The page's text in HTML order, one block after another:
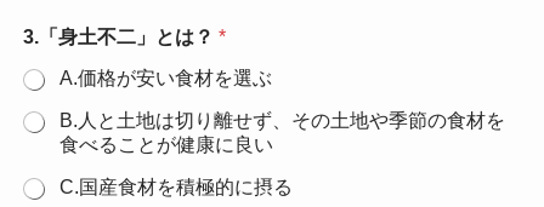
3.「身土不二」とは？ *
A.価格が安い食材を選ぶ
B.人と土地は切り離せず、その土地や季節の食材を
食べることが健康に良い
C.国産食材を積極的に摂る